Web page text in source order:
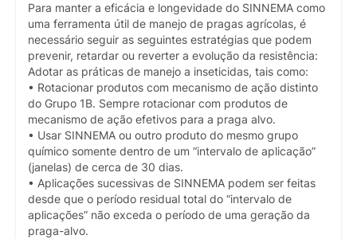
Para manter a eficácia e longevidade do SINNEMA como
uma ferramenta útil de manejo de pragas agrícolas, é
necessário seguir as seguintes estratégias que podem
prevenir, retardar ou reverter a evolução da resistência:
Adotar as práticas de manejo a inseticidas, tais como:
• Rotacionar produtos com mecanismo de ação distinto
do Grupo 1B. Sempre rotacionar com produtos de
mecanismo de ação efetivos para a praga alvo.
• Usar SINNEMA ou outro produto do mesmo grupo
químico somente dentro de um “intervalo de aplicação”
(janelas) de cerca de 30 dias.
• Aplicações sucessivas de SINNEMA podem ser feitas
desde que o período residual total do “intervalo de
aplicações” não exceda o período de uma geração da
praga-alvo.